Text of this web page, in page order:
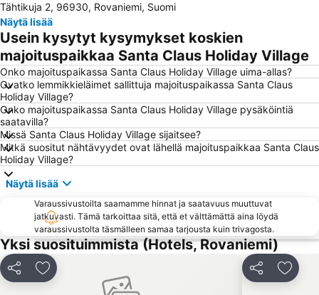
Rovaniemi Bus Station
Tähtikuja 2, 96930, Rovaniemi, Suomi
Näytä lisää
Usein kysytyt kysymykset koskien
majoituspaikkaa Santa Claus Holiday Village
Onko majoituspaikassa Santa Claus Holiday Village uima-allas?
Ovatko lemmikkieläimet sallittuja majoituspaikassa Santa Claus
Holiday Village?
Onko majoituspaikassa Santa Claus Holiday Village pysäköintiä
saatavilla?
Missä Santa Claus Holiday Village sijaitsee?
Mitkä suositut nähtävyydet ovat lähellä majoituspaikkaa Santa Claus
Holiday Village?
Näytä lisää
Varaussivustoilta saamamme hinnat ja saatavuus muuttuvat
jatkuvasti. Tämä tarkoittaa sitä, että et välttämättä aina löydä
varaussivustolta täsmälleen samaa tarjousta kuin trivagosta.
Yksi suosituimmista (Hotels, Rovaniemi)
Jaa Lisää suosikkeihin Jaa Lisää